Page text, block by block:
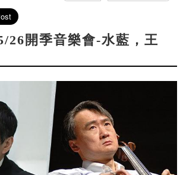
26開季音樂會-水藍，王